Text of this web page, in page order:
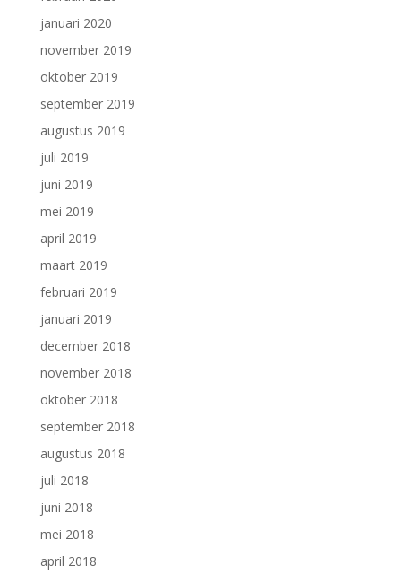
januari 2020
november 2019
oktober 2019
september 2019
augustus 2019
juli 2019
juni 2019
mei 2019
april 2019
maart 2019
februari 2019
januari 2019
december 2018
november 2018
oktober 2018
september 2018
augustus 2018
juli 2018
juni 2018
mei 2018
april 2018